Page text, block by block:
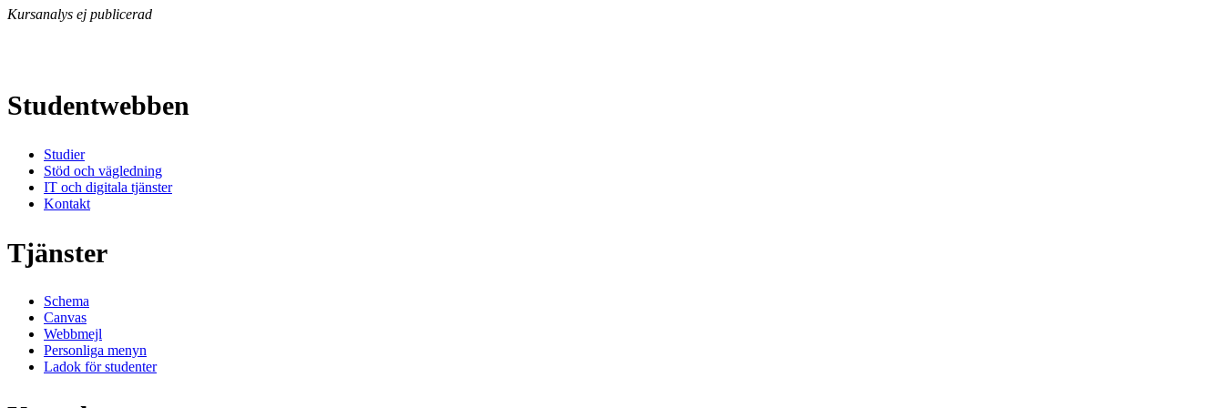
Kursanalys ej publicerad
Studentwebben
Studier
Stöd och vägledning
IT och digitala tjänster
Kontakt
Tjänster
Schema
Canvas
Webbmejl
Personliga menyn
Ladok för studenter